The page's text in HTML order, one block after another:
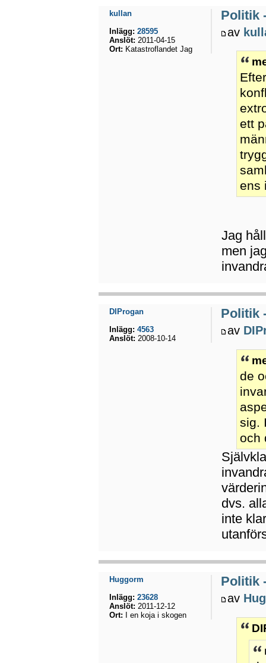
Politik
av
ett
ens
Jag
men
kullan
Inlägg: 28595
Anslöt: 2011-04-15
Ort: Katastroflandet Jag
Politik
av
de
sig.
och
dvs.
inte
DIProgan
Inlägg: 4563
Anslöt: 2008-10-14
Politik
av
Huggorm
Inlägg: 23628
Anslöt: 2011-12-12
Ort: I en koja i skogen